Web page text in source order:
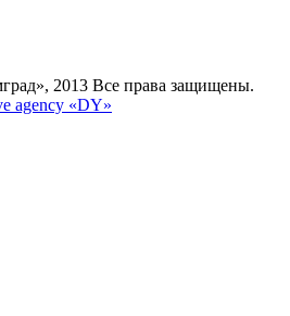
2013 Все права защищены.
agency «DY»